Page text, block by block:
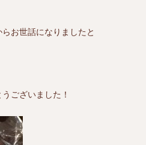
お世話になりましたと
ございました！